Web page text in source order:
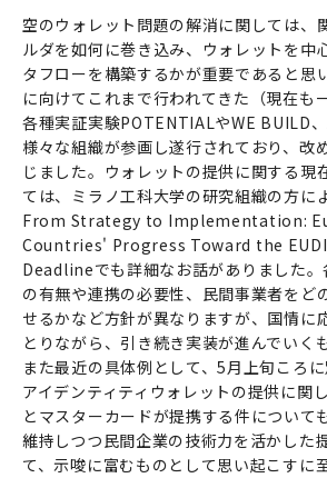
空のウォレット問題の解消に関しては、
ルダを如何に巻き込み、ウォレットを中
タフローを構築するかが重要であると思
に向けてこれまで行われてきた（現在も
各種実証実験POTENTIALやWE BUILD
様々な組織が参画し遂行されており、改
じました。ウォレットの提供に関する現
ては、ミラノ工科大学の研究組織の方に
From Strategy to Implementation:
Countries' Progress Toward the
Deadlineでも詳細なお話がありました。
の有無や連携の必要性、民間事業者をど
せるかなど方針が異なりますが、国情に
とりながら、引き続き実装が進んでいく
また最近の具体例として、5月上旬ころ
アイデンティティウォレットの提供に関
とマスターカードが提携する件について
維持しつつ民間企業の技術力を活かした
て、示唆に富むものとして思い起こすに